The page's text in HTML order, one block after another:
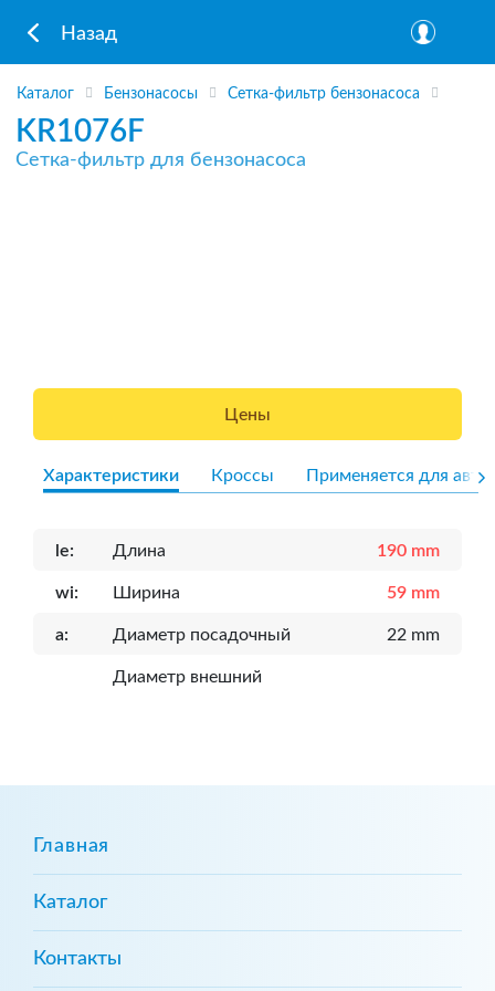
Назад
Каталог Бензонасосы Сетка-фильтр бензонасоса
KR1076F
Сетка-фильтр для бензонасоса
Цены
Характеристики Кроссы Применяется для авто
le: Длина 190 mm
wi: Ширина 59 mm
a: Диаметр посадочный 22 mm
Диаметр внешний
Главная
Каталог
Контакты